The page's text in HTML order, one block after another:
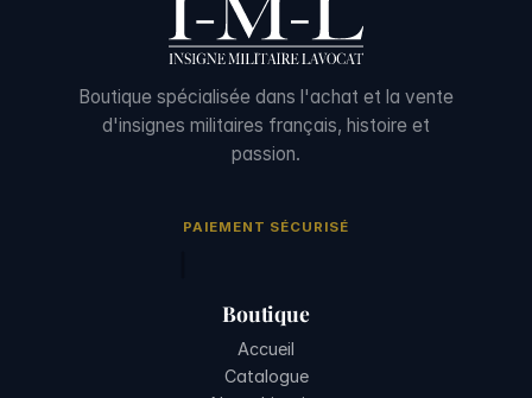
Boutique spécialisée dans l'achat et la vente
d'insignes militaires français, histoire et
passion.
PAIEMENT SÉCURISÉ
Boutique
Accueil
Catalogue